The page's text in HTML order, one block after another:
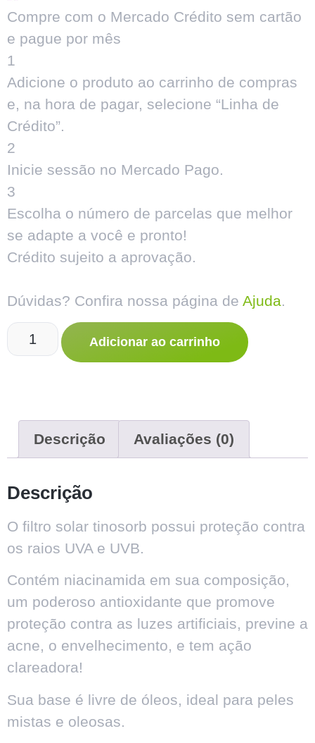
Compre com o Mercado Crédito sem cartão
e pague por mês
1
Adicione o produto ao carrinho de compras
e, na hora de pagar, selecione “Linha de
Crédito”.
2
Inicie sessão no Mercado Pago.
3
Escolha o número de parcelas que melhor
se adapte a você e pronto!
Crédito sujeito a aprovação.
Dúvidas? Confira nossa página de Ajuda.
Adicionar ao carrinho
Descrição Avaliações (0)
Descrição
O filtro solar tinosorb possui proteção contra
os raios UVA e UVB.
Contém niacinamida em sua composição,
um poderoso antioxidante que promove
proteção contra as luzes artificiais, previne a
acne, o envelhecimento, e tem ação
clareadora!
Sua base é livre de óleos, ideal para peles
mistas e oleosas.